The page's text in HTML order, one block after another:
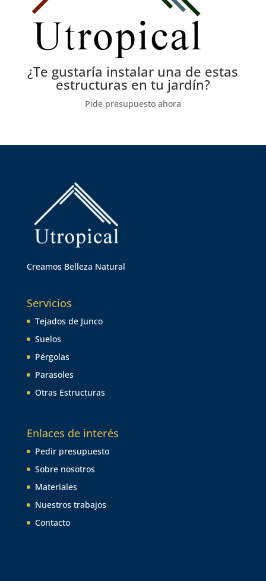
¿Te gustaría instalar una de estas
estructuras en tu jardín?
Pide presupuesto ahora
Creamos Belleza Natural
Servicios
Tejados de Junco
Suelos
Pérgolas
Parasoles
Otras Estructuras
Enlaces de interés
Pedir presupuesto
Sobre nosotros
Materiales
Nuestros trabajos
Contacto